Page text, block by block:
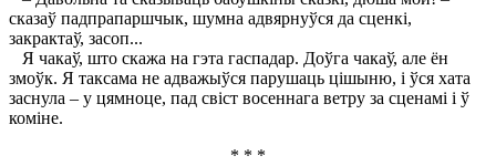
сказаў падпрапаршчык, шумна адвярнуўся да сценкі,
закрактаў, засоп...
Я чакаў, што скажа на гэта гаспадар. Доўга чакаў, але ён
змоўк. Я таксама не адважыўся парушаць цішыню, і ўся хата
заснула – у цямноце, пад свіст восеннага ветру за сценамі і ў
коміне.
* * *